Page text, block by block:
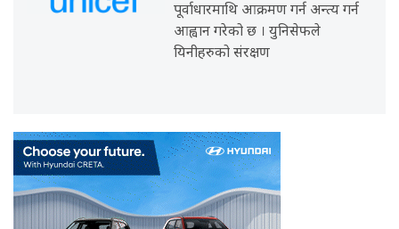
पूर्वाधारमाथि आक्रमण गर्न अन्त्य गर्न
आह्वान गरेको छ । युनिसेफले
यिनीहरुको संरक्षण